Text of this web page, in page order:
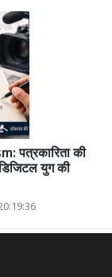
पत्रकारिता की
युग की